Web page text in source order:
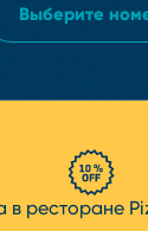
Выберите
в ресторане